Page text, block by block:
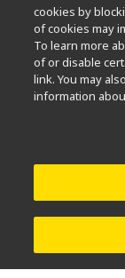
关于我们
活动可持续发展
相关网站
cookies by
of cookies may
To learn more
of or disable
link. You may
information